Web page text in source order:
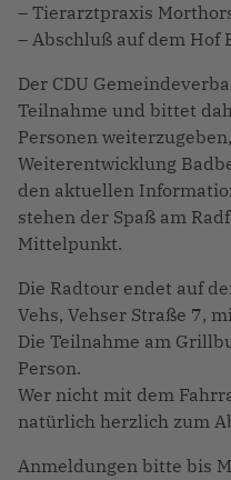
– Tierarztpraxis
– Abschluß auf dem Hof
Der CDU
Teilnahme und bittet
Personen
Weiterentwicklung
den aktuellen
stehen der Spaß am
Mittelpunkt.
Die Radtour endet auf
Vehs, Vehser Straße 7,
Die Teilnahme am
Person.
Wer nicht mit dem
natürlich herzlich zum
Anmeldungen bitte bis